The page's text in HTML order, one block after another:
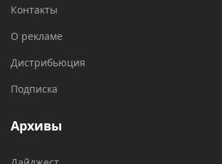
Контакты
О рекламе
Дистрибьюция
Подписка
Архивы